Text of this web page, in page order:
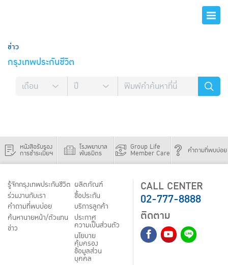
ข่าว
กรุงเทพประกันชีวิต
หนังสือรับรอง
การชำระเบี้ยฯ
โรงพยาบาล
พันธมิตร
Group Life
Member Care คำถามที่พบบ่อย
รู้จักกรุงเทพประกันชีวิต
ร่วมงานกับเรา
คำถามที่พบบ่อย
ค้นหานายหน้า/ตัวแทน
ข่าว
ผลิตภัณฑ์
ชื้อประกัน
บริการลูกค้า
ประกาศ
ความเป็นส่วนตัว
นโยบาย
คุ้มครอง
ข้อมูลส่วน
บุคคล
CALL CENTER
02-777-8888
ติดตาม